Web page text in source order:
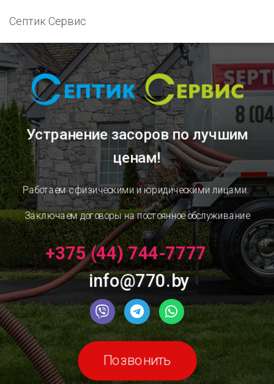
Септик Сервис
Устранение засоровпо лучшим
ценам!
Работаем с физическими и юридическими лицами.
Заключаем договоры на постоянное обслуживание
+375 (44) 744-7777
info@770.by
Позвонить